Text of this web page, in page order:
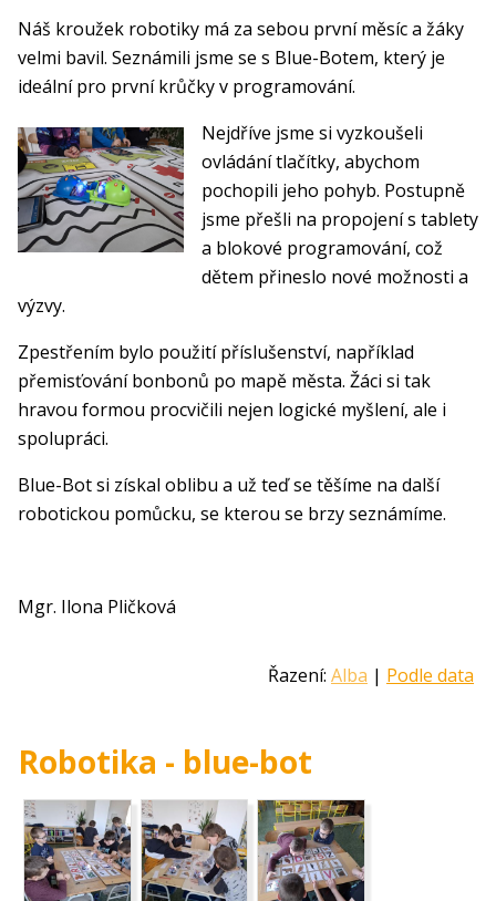
Náš kroužek robotiky má za sebou první měsíc a žáky
velmi bavil. Seznámili jsme se s Blue-Botem, který je
ideální pro první krůčky v programování.
Nejdříve jsme si vyzkoušeli
ovládání tlačítky, abychom
pochopili jeho pohyb. Postupně
jsme přešli na propojení s tablety
a blokové programování, což
dětem přineslo nové možnosti a
výzvy.
Zpestřením bylo použití příslušenství, například
přemisťování bonbonů po mapě města. Žáci si tak
hravou formou procvičili nejen logické myšlení, ale i
spolupráci.
Blue-Bot si získal oblibu a už teď se těšíme na další
robotickou pomůcku, se kterou se brzy seznámíme.
Mgr. Ilona Pličková
Řazení: Alba | Podle data
Robotika - blue-bot